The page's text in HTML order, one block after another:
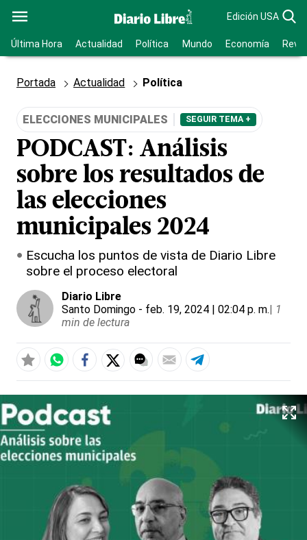
Edición USA
Última Hora Actualidad Política Mundo Economía
Portada Actualidad Política
ELECCIONES MUNICIPALES SEGUIR TEMA +
PODCAST: Análisis
sobre los resultados de
las elecciones
municipales 2024
Escucha los puntos de vista de Diario Libre
sobre el proceso electoral
Diario Libre
Santo Domingo - feb. 19, 2024 | 02:04 p. m.| 1
min de lectura